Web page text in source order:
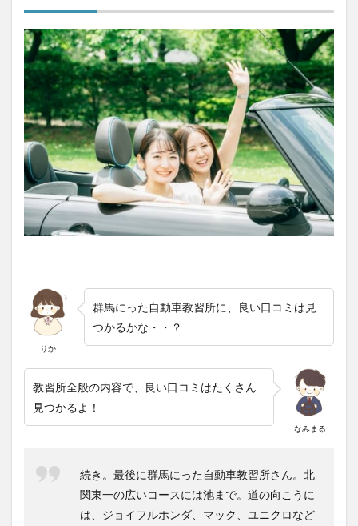
群馬
にっ
た自
動車
教習
所の
宿舎
の口
コミ
評判
太田
ンド
ミ
6.2
温泉
ホテ
まの
口コ
まと
め：
りか
群馬にった自動車教習所に、良い口コミは見
つかるかな・・？
なみまる
教習所全般の内容で、良い口コミはたくさん
見つかるよ！
続き。最後に群馬にった自動車教習所さん。北
関東一の広いコースには池まで。道の向こうに
は、ジョイフルホンダ、マック、ユニクロなど